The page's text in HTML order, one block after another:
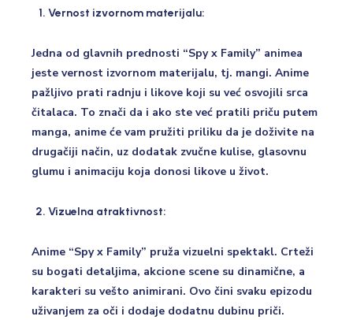
Vernost izvornom materijalu:
Jedna od glavnih prednosti “Spy x Family” animea
jeste vernost izvornom materijalu, tj. mangi. Anime
pažljivo prati radnju i likove koji su već osvojili srca
čitalaca. To znači da i ako ste već pratili priču putem
manga, anime će vam pružiti priliku da je doživite na
drugačiji način, uz dodatak zvučne kulise, glasovnu
glumu i animaciju koja donosi likove u život.
Vizuelna atraktivnost:
Anime “Spy x Family” pruža vizuelni spektakl. Crteži
su bogati detaljima, akcione scene su dinamične, a
karakteri su vešto animirani. Ovo čini svaku epizodu
uživanjem za oči i dodaje dodatnu dubinu priči.